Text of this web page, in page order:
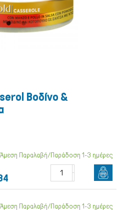
Βοδίνο &
Άμεση Παραλαβή/Παράδοση 1-3 ημέρες
Άμεση Παραλαβή/Παράδοση 1-3 ημέρες